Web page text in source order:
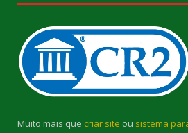
Muito mais que criar site ou sistema